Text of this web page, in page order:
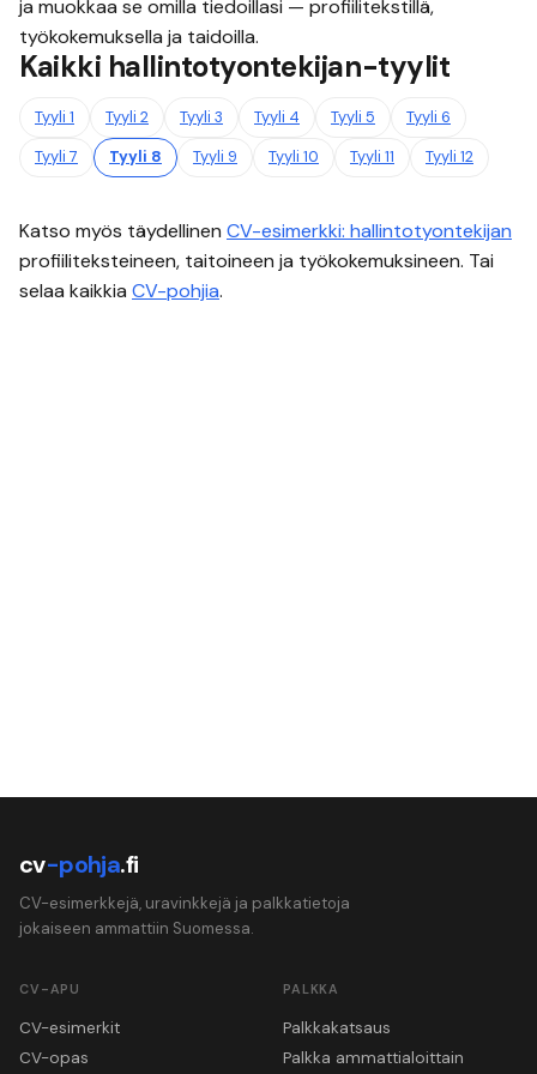
ja muokkaa se omilla tiedoillasi — profiilitekstillä,
työkokemuksella ja taidoilla.
Kaikki hallintotyontekijan-tyylit
Tyyli 1 Tyyli 2 Tyyli 3 Tyyli 4 Tyyli 5 Tyyli 6
Tyyli 7 Tyyli 8 Tyyli 9 Tyyli 10 Tyyli 11 Tyyli 12
Katso myös täydellinen CV-esimerkki: hallintotyontekijan
profiiliteksteineen, taitoineen ja työkokemuksineen. Tai
selaa kaikkia CV-pohjia.
cv-pohja.fi
CV-esimerkkejä, uravinkkejä ja palkkatietoja
jokaiseen ammattiin Suomessa.
CV-APU
CV-esimerkit
CV-opas
PALKKA
Palkkakatsaus
Palkka ammattialoittain